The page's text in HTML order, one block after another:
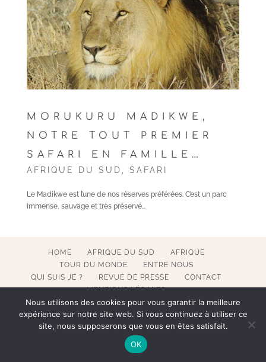
MORUKURU MADIKWE,
NOTRE TOUT PREMIER
SAFARI EN FAMILLE…
AFRIQUE DU SUD SAFARI
Le Madikwe est l’une de nos réserves préférées. C’est un parc
immense, sauvage et très préservé…
HOME AFRIQUE DU SUD
AFRIQUE
TOUR DU MONDE
ENTRE NOUS
QUI SUIS JE ?
REVUE DE PRESSE
CONTACT
MENTIONS LÉGALES
COPYRIGHT 2017-2023 POESY BY SOPHIE. ALL RIGHTS
RESERVED. WEBMASTER BECATEK.
Nous utilisons des cookies pour vous garantir la meilleure
expérience sur notre site web. Si vous continuez à utiliser ce
site, nous supposerons que vous en êtes satisfait.
OK